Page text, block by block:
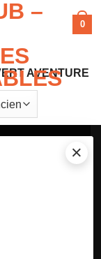
0
AVENTURE
×
seule limite.